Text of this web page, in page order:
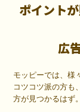
ポイント
広
モッピーでは、様
コツコツ派の方も
方が見つかるはず。